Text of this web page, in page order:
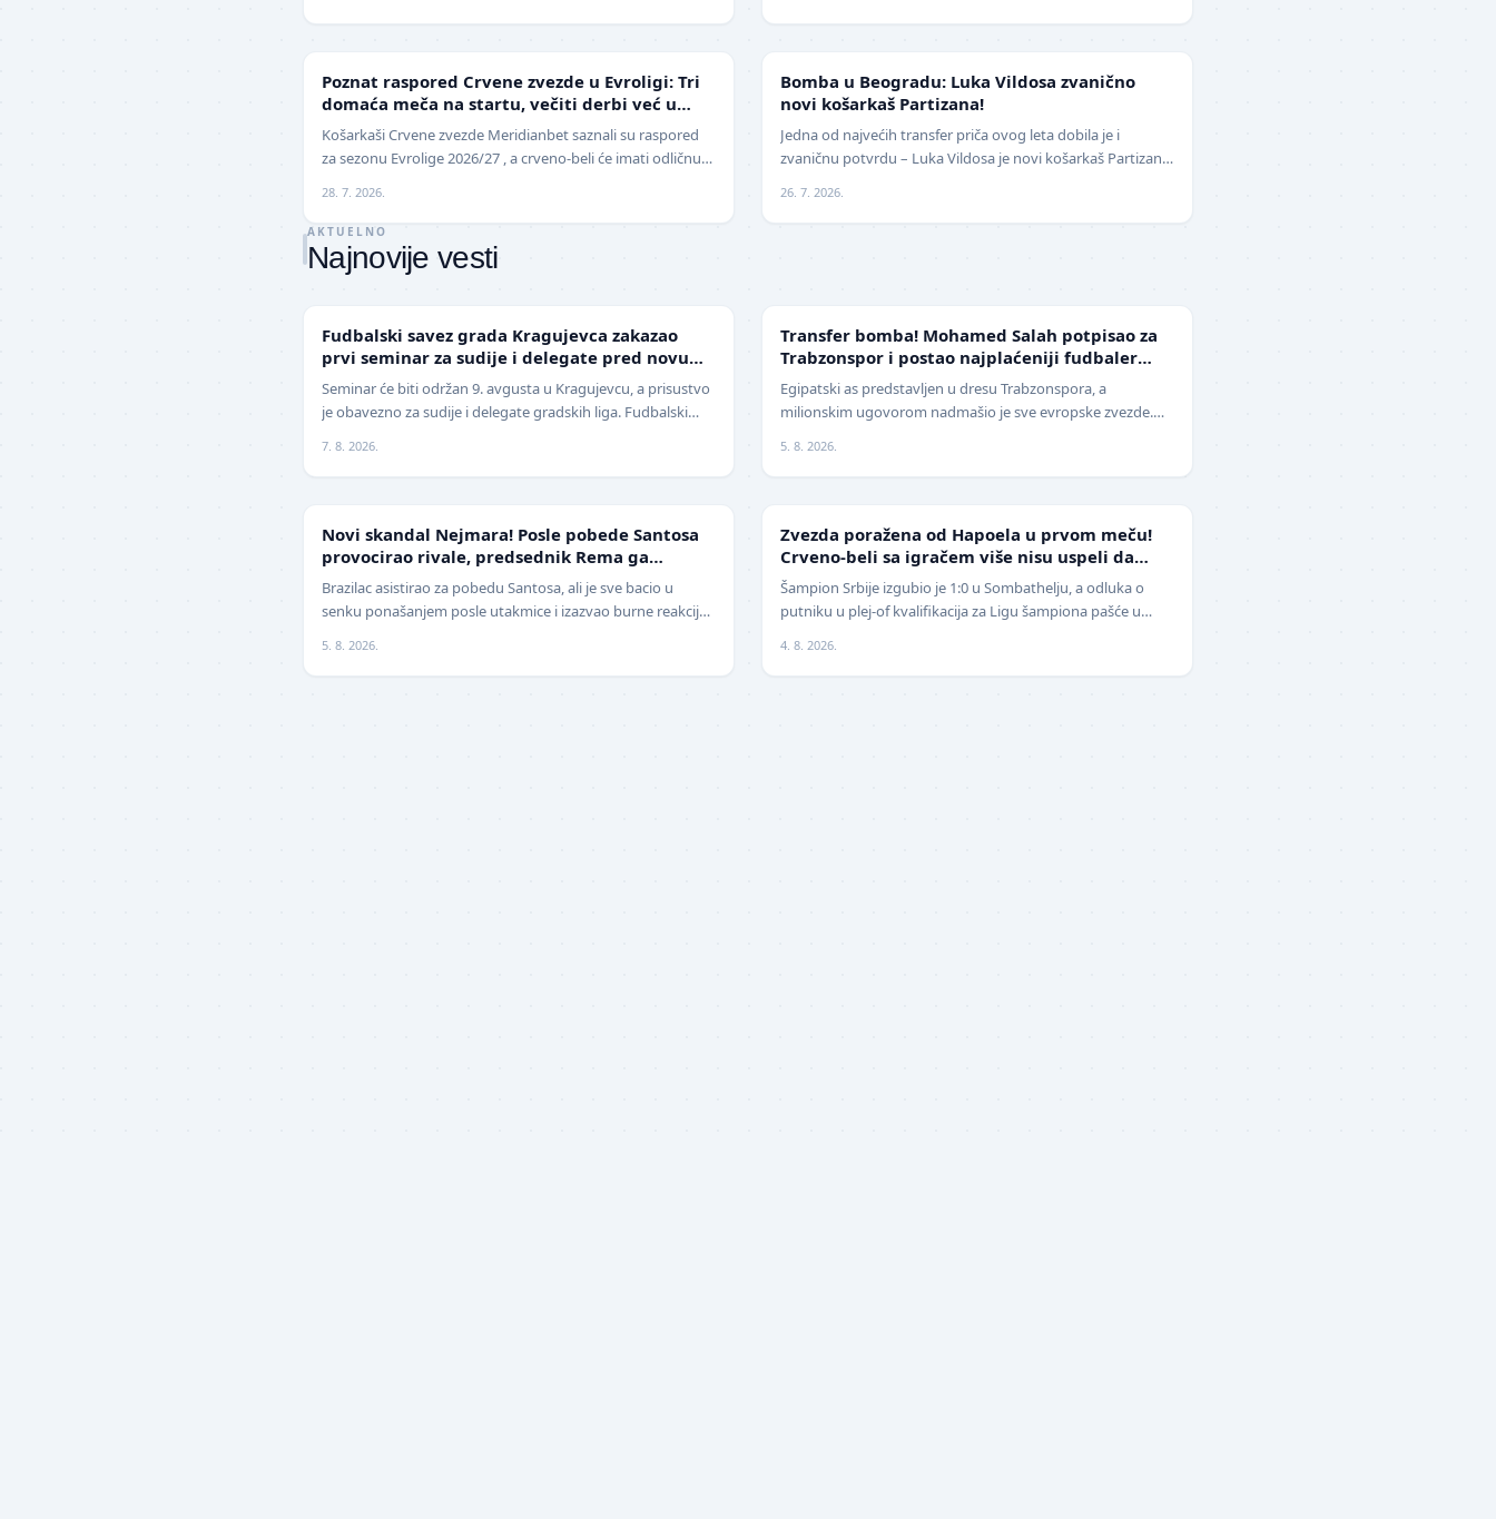
Poznat raspored Crvene zvezde u Evroligi: Tri
domaća meča na startu, večiti derbi već u
oktobru
Košarkaši Crvene zvezde Meridianbet saznali su raspored
za sezonu Evrolige 2026/27 , a crveno-beli će imati odličnu
28. 7. 2026.
Bomba u Beogradu: Luka Vildosa zvanično
novi košarkaš Partizana!
Jedna od najvećih transfer priča ovog leta dobila je i
zvaničnu potvrdu – Luka Vildosa je novi košarkaš Partizana.
26. 7. 2026.
AKTUELNO
Najnovije vesti
Fudbalski savez grada Kragujevca zakazao
prvi seminar za sudije i delegate pred novu
sezonu
Seminar će biti održan 9. avgusta u Kragujevcu, a prisustvo
je obavezno za sudije i delegate gradskih liga. Fudbalski
7. 8. 2026.
Transfer bomba! Mohamed Salah potpisao za
Trabzonspor i postao najplaćeniji fudbaler
Evrope
Egipatski as predstavljen u dresu Trabzonspora, a
milionskim ugovorom nadmašio je sve evropske zvezde.
5. 8. 2026.
Novi skandal Nejmara! Posle pobede Santosa
provocirao rivale, predsednik Rema ga
žestoko isprozivao: "Bitanga i klovn!" (VIDEO)
Brazilac asistirao za pobedu Santosa, ali je sve bacio u
senku ponašanjem posle utakmice i izazvao burne reakcije.
5. 8. 2026.
Zvezda poražena od Hapoela u prvom meču!
Crveno-beli sa igračem više nisu uspeli da
izbegnu poraz
Šampion Srbije izgubio je 1:0 u Sombathelju, a odluka o
putniku u plej-of kvalifikacija za Ligu šampiona pašće u
4. 8. 2026.